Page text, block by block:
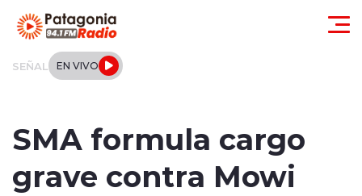
SEÑAL EN VIVO
SMA formula cargo
grave contra Mowi